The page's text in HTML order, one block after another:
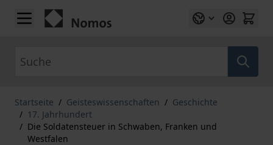
Zum Inhalt springen
Startseite / Geisteswissenschaften / Geschichte
/ 17. Jahrhundert
/ Die Soldatensteuer in Schwaben, Franken und
Westfalen